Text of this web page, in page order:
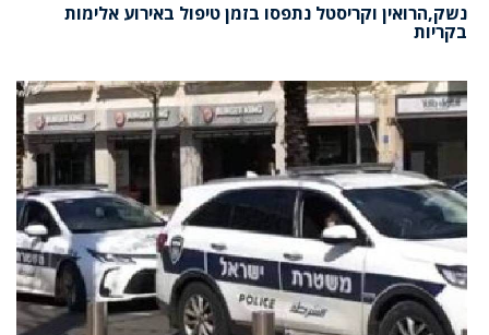
נשק,הרואין וקריסטל נתפסו בזמן טיפול באירוע אלימות
בקריות